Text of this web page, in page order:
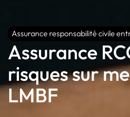
Assurance responsabilité civile
Assurance
risques sur
LMBF